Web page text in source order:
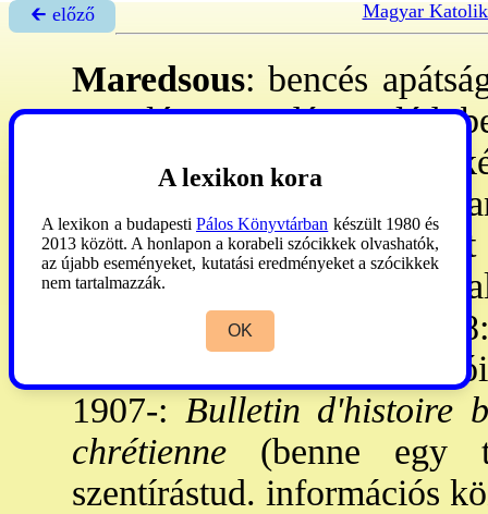
🡰 előző Magyar
Maredsous: bencés
Desclée nyomdászcsalád,
ktor 1876, a tp. 1888:
, 1890:
→Marmion. 1881: gimn-ot
t tartottak fenn. - További
1927: Glenstal (Íro.),
Quévy (Belgium). -
1907-: Bulletin d'histoire
chrétienne (benne egy
szentírástud. információs
A lexikon kora
A lexikon a budapesti Pálos Könyvtárban készült 1980 és
2013 között. A honlapon a korabeli szócikkek olvashatók,
az újabb eseményeket, kutatási eredményeket a szócikkek
nem tartalmazzák.
OK